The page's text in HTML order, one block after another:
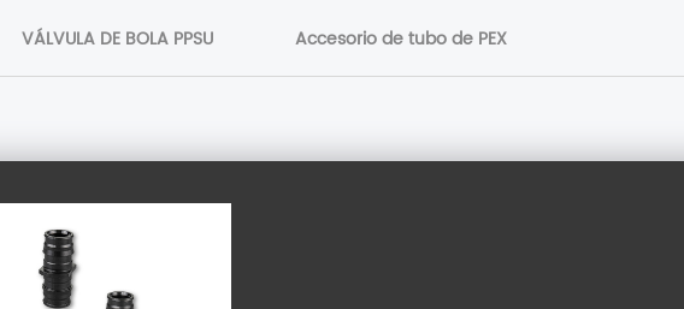
VÁLVULA DE BOLA PPSU Accesorio de tubo de PEX